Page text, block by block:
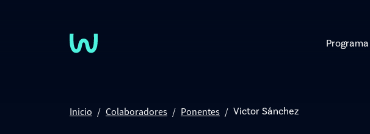
Programa
Inicio Colaboradores Ponentes Victor Sánchez